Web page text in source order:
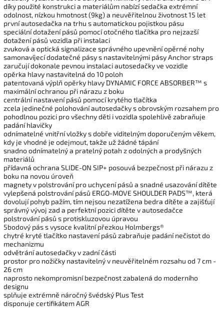
díky použité konstrukci a materiálům nabízí sedačka extrémní
odolnost, nízkou hmotnost (9kg) a neuvěřitelnou životnost 15 let
první autosedačka na trhu s automatickou pojistkou pásu
speciální dotažení pásů pomocí otočného tlačítka pro nejzazší
dotažení pásů vozidla při instalaci
zvuková a optická signalizace správného upevnění opěrné nohy
samonavíjecí dodatečné pásy s nastavitelnými pásy Anchor straps
zaručují dokonale pevnou instalaci autosedačky ve vozidle
opěrka hlavy nastavitelná do 10 poloh
patentovaná výplň opěrky hlavy DYNAMIC FORCE ABSORBER™ s
maximální ochranou při nárazu z boku
centrální nastavení pásů pomocí krytého tlačítka
zcela jedinečné polohování autosedačky s obrovským rozsahem pro
pohodlnou pozici pro všechny děti i vozidla spolehlivě zabraňuje
padání hlavičky
odnímatelné vnitřní vložky s dobře viditelným doporučeným věkem,
kdy je vhodné je odejmout, takže už žádné tápání
snadno odnímatelný a pratelný potah z odolných a prodyšných
materiálů
přídavná ochrana SLIDE-ON SIP+ posouvá bezpečnost při nárazu z
boku na novou úroveň
magnety v polstrování pro uchycení pásů a snadné usazování dítěte
vylepšená polstrování pásů ERGO-MOVE SHOULDER PADS™, která
dovolují pohyb pažím, tím nejsou nezatížena bedra dítěte a zajišťují
správný vývoj zad a perfektní pozici dítěte v autosedačce
polstrování pásů s protiskluzovou úpravou
5bodový pás s vysoce kvalitní přezkou Holmbergs®
chytré kryté tlačítko nastavení pásů zabraňuje padání nečistot do
mechanizmu
odvětrání autosedačky v zadní části
prostor pro nožičky nastavitelný v neuvěřitelném rozsahu od 7 cm -
26 cm
naprosto nekompromisní bezpečnost zabalená do moderního
designu
splňuje extrémně náročný švédský Plus Test
disponuje certifikátem AGR